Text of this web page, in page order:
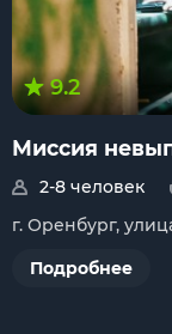
9.2
Миссия
2-8 человек
г. Оренбург,
Подробнее